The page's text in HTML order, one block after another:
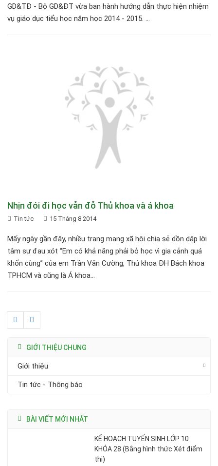
GD&TĐ - Bộ GD&ĐT vừa ban hành hướng dẫn thực hiện nhiệm
vụ giáo dục tiểu học năm học 2014 - 2015. ...
Nhịn đói đi học vẫn đỗ Thủ khoa và á khoa
Tin tức 15 Tháng 8 2014
Mấy ngày gần đây, nhiều trang mạng xã hội chia sẻ dồn dập lời
tâm sự đau xót “Em có khả năng phải bỏ học vì gia cảnh quá
khốn cùng” của em Trần Văn Cường, Thủ khoa ĐH Bách khoa
TPHCM và cũng là Á khoa...
GIỚI THIỆU CHUNG
Giới thiệu
Tin tức - Thông báo
BÀI VIẾT MỚI NHẤT
KẾ HOẠCH TUYỂN SINH LỚP 10
KHÓA 28 (Bằng hình thức Xét điểm
thi)